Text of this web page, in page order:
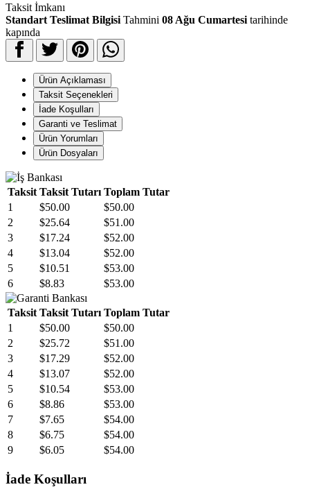
Taksit İmkanı
Standart Teslimat Bilgisi Tahmini 08 Ağu Cumartesi tarihinde
kapında
Ürün Açıklaması
Taksit Seçenekleri
İade Koşulları
Garanti ve Teslimat
Ürün Yorumları
Ürün Dosyaları
Taksit Taksit Tutarı Toplam Tutar
1
$50.00
$50.00
2
$25.64
$51.00
3
$17.24
$52.00
4
$13.04
$52.00
5
$10.51
$53.00
6
$8.83 $53.00
Taksit Taksit Tutarı Toplam Tutar
1
$50.00
$50.00
2
$25.72
$51.00
3
$17.29
$52.00
4
$13.07
$52.00
5
$10.54
$53.00
6
$8.86
$53.00
7
$7.65
$54.00
8
$6.75
$54.00
9
$6.05 $54.00
İade Koşulları